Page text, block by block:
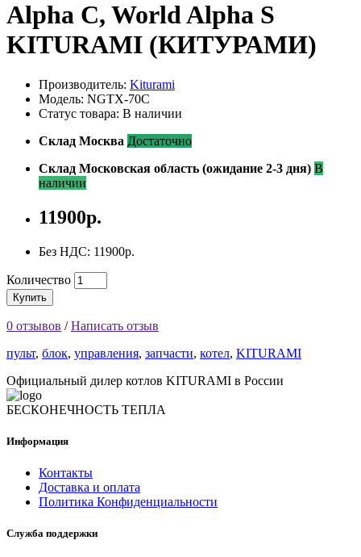
Alpha C, World Alpha S
KITURAMI (КИТУРАМИ)
Производитель: Kiturami
Модель: NGTX-70C
Статус товара: В наличии
Склад Москва Достаточно
Склад Московская область (ожидание 2-3 дня) В
наличии
11900р.
Без НДС: 11900р.
Количество
Купить
0 отзывов /Написать отзыв
пульт, блок, управления, запчасти, котел, KITURAMI
Официальный дилер котлов KITURAMI в России
БЕСКОНЕЧНОСТЬ ТЕПЛА
Информация
Контакты
Доставка и оплата
Политика Конфиденциальности
Служба поддержки